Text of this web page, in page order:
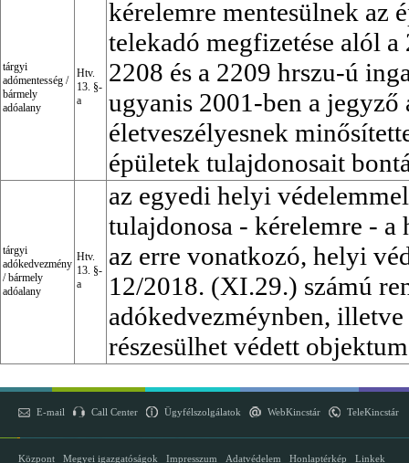
tárgyi
adómentesség /
bármely
adóalany
Htv.
13. §-
a
kérelemre mentesülnek az
telekadó megfizetése alól a
2208 és a 2209 hrszu-ú
ugyanis 2001-ben a jegyző
életveszélyesnek
épületek tulajdonosait
tárgyi
adókedvezmény
/bármely
adóalany
Htv.
13. §-
a
az egyedi helyi
tulajdonosa - kérelemre -
az erre vonatkozó, helyi
12/2018. (XI.29.) számú
adókedvezméynben, illetve
részesülhet védett
E-mail Call Center Ügyfélszolgálatok WebKincstár TeleKincstár
Központ Megyei igazgatóságok Impresszum Adatvédelem Honlaptérkép Linkek